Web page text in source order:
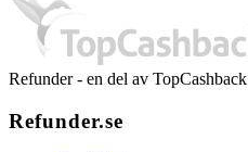
Refunder - en del av TopCashback
Refunder.se